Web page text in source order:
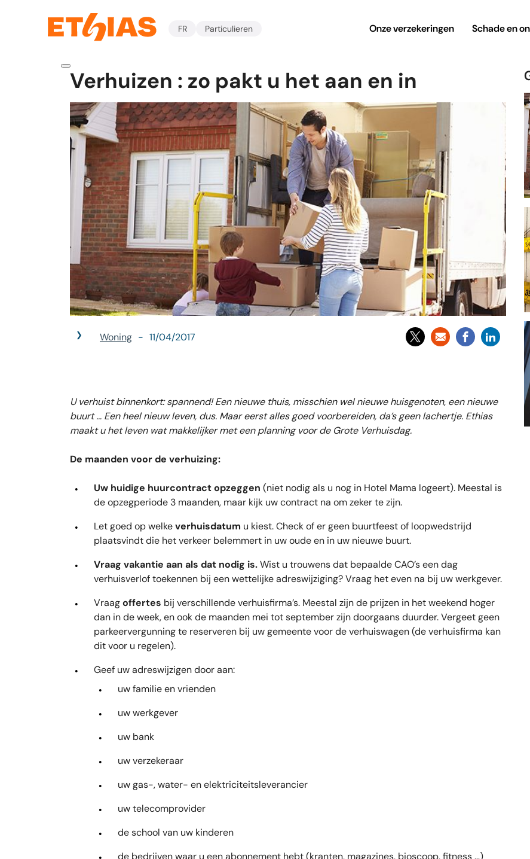
FR Particulieren Onze verzekeringen Schade en
Verhuizen : zo pakt u het aan en in
Woning 11/04/2017
U verhuist binnenkort: spannend! Een nieuwe thuis, misschien wel nieuwe huisgenoten, een nieuwe
buurt … Een heel nieuw leven, dus. Maar eerst alles goed voorbereiden, da’s geen lachertje. Ethias
maakt u het leven wat makkelijker met een planning voor de Grote Verhuisdag.
De maanden voor de verhuizing:
Uw huidige huurcontract opzeggen (niet nodig als u nog in Hotel Mama logeert). Meestal is
de opzegperiode 3 maanden, maar kijk uw contract na om zeker te zijn.
Let goed op welkeverhuisdatum u kiest. Check of er geen buurtfeest of loopwedstrijd
plaatsvindt die het verkeer belemmert in uw oude en in uw nieuwe buurt.
Vraag vakantie aan als dat nodig is.Wist u trouwens dat bepaalde CAO’s een dag
verhuisverlof toekennen bij een wettelijke adreswijziging? Vraag het even na bij uw werkgever.
Vraagoffertes bij verschillende verhuisfirma’s. Meestal zijn de prijzen in het weekend hoger
dan in de week, en ook de maanden mei tot september zijn doorgaans duurder. Vergeet geen
parkeervergunning te reserveren bij uw gemeente voor de verhuiswagen (de verhuisfirma kan
dit voor u regelen).
Geef uw adreswijzigen door aan:
uw familie en vrienden
uw werkgever
uw bank
uw verzekeraar
uw gas-, water- en elektriciteitsleverancier
uw telecomprovider
de school van uw kinderen
de bedrijven waar u een abonnement hebt (kranten, magazines, bioscoop, fitness …)